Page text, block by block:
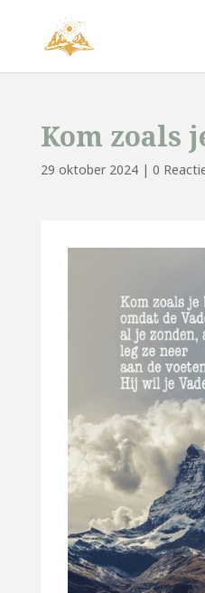
Kom zoals
29 oktober 2024| 0